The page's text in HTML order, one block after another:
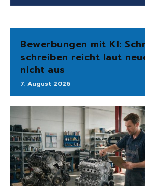
Bewerbungen mit KI:
schreiben reicht laut
nicht aus
7. August 2026